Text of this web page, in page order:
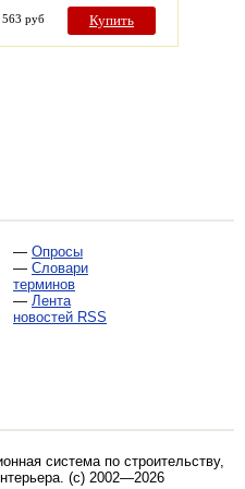
563 руб Купить
— Опросы
— Словари
терминов
— Лента
новостей RSS
система по строительству,
. (c) 2002—2026